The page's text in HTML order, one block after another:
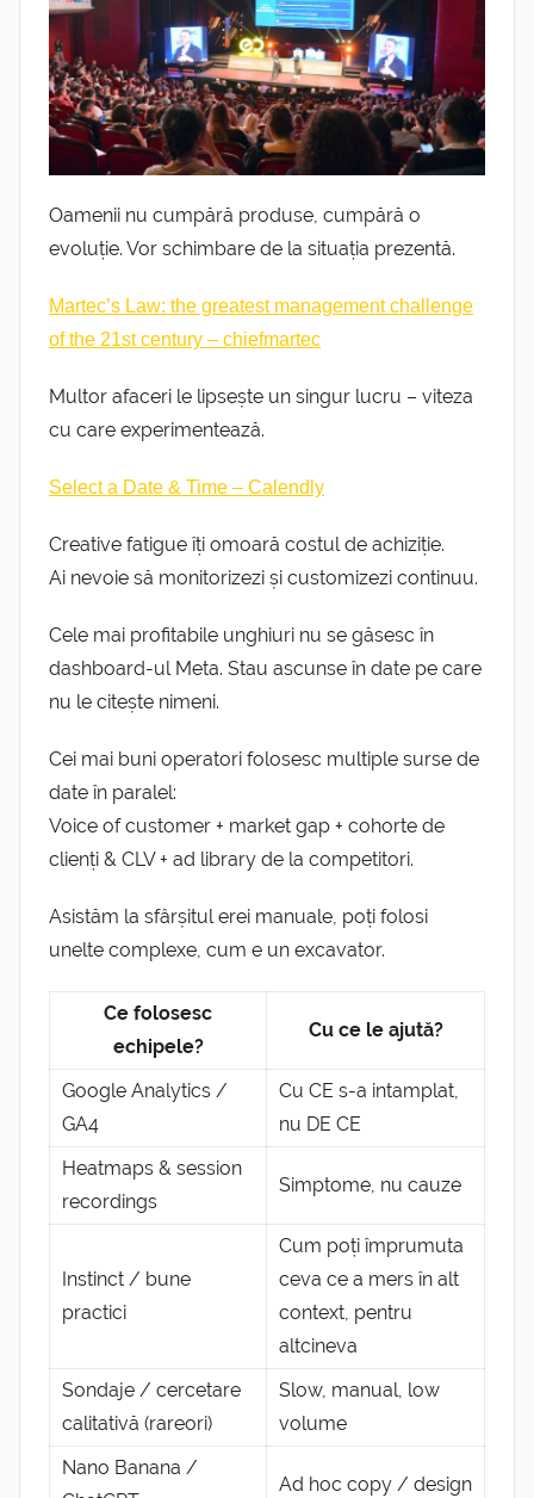
Oamenii nu cumpără produse, cumpără o
evoluție. Vor schimbare de la situația prezentă.
Martec’s Law: the greatest management challenge
of the 21st century – chiefmartec
Multor afaceri le lipsește un singur lucru – viteza
cu care experimentează.
Select a Date & Time – Calendly
Creative fatigue îți omoară costul de achiziție.
Ai nevoie să monitorizezi și customizezi continuu.
Cele mai profitabile unghiuri nu se găsesc în
dashboard-ul Meta. Stau ascunse în date pe care
nu le citește nimeni.
Cei mai buni operatori folosesc multiple surse de
date în paralel:
Voice of customer + market gap + cohorte de
clienți & CLV + ad library de la competitori.
Asistăm la sfârșitul erei manuale, poți folosi
unelte complexe, cum e un excavator.
Ce folosesc
echipele?
Cu ce le ajută?
Google Analytics /
GA4
Cu CE s-a intamplat,
nu DE CE
Heatmaps & session
recordings
Simptome, nu cauze
Instinct / bune
practici
Cum poți împrumuta
ceva ce a mers în alt
context, pentru
altcineva
Sondaje / cercetare
calitativă (rareori)
Slow, manual, low
volume
Nano Banana /
Ad hoc copy / design